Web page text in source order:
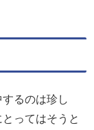
るのは珍し
ってはそうと